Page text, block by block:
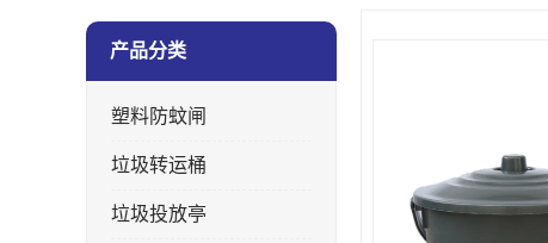
产品分类
塑料防蚊闸
垃圾转运桶
垃圾投放亭